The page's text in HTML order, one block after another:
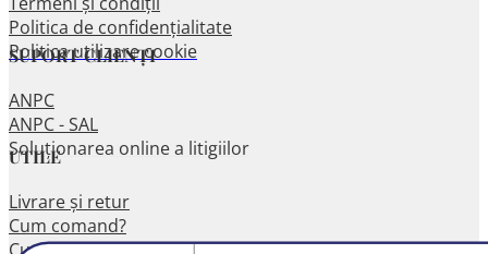
Politica de confidențialitate
Politica utilizare cookie
SUPORT CLIENȚI
ANPC
ANPC - SAL
Soluționarea online a litigiilor
UTILE
Livrare și retur
Cum comand?